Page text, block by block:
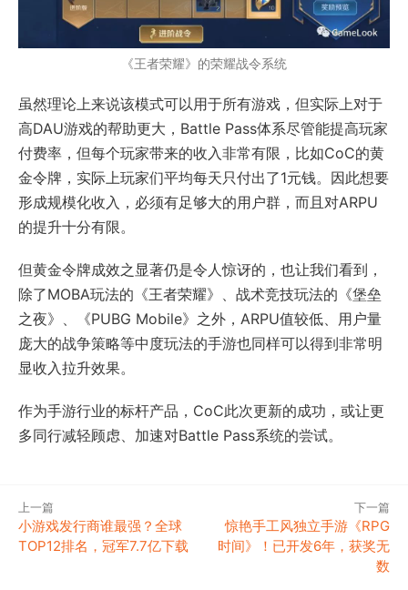
《王者荣耀》的荣耀战令系统
虽然理论上来说该模式可以用于所有游戏，但实际上对于
高DAU游戏的帮助更大，Battle Pass体系尽管能提高玩家
付费率，但每个玩家带来的收入非常有限，比如CoC的黄
金令牌，实际上玩家们平均每天只付出了1元钱。因此想要
形成规模化收入，必须有足够大的用户群，而且对ARPU
的提升十分有限。
但黄金令牌成效之显著仍是令人惊讶的，也让我们看到，
除了MOBA玩法的《王者荣耀》、战术竞技玩法的《堡垒
之夜》、《PUBG Mobile》之外，ARPU值较低、用户量
庞大的战争策略等中度玩法的手游也同样可以得到非常明
显收入拉升效果。
作为手游行业的标杆产品，CoC此次更新的成功，或让更
多同行减轻顾虑、加速对Battle Pass系统的尝试。
上一篇
小游戏发行商谁最强？全球
TOP12排名，冠军7.7亿下载
下一篇
惊艳手工风独立手游《RPG
时间》！已开发6年，获奖无
数